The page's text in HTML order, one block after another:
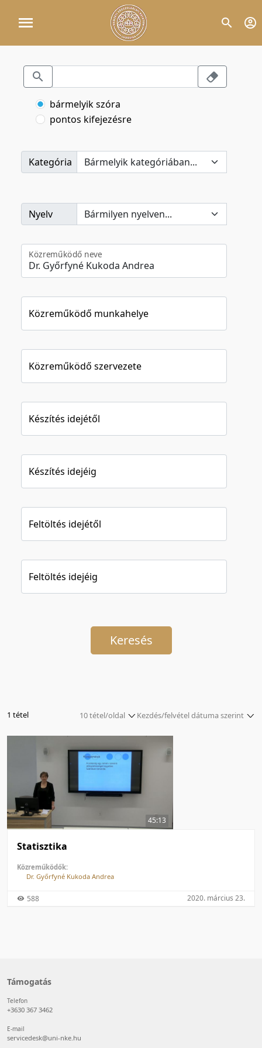
bármelyik szóra
pontos kifejezésre
Kategória
Nyelv
Közreműködő neve
Közreműködő munkahelye
Közreműködő szervezete
Készítés idejétől
Készítés idejéig
Feltöltés idejétől
Feltöltés idejéig
Keresés
Kezdés/felvétel dátuma szerint
Relevancia szerint
Kezdés/felvétel dátuma szerint
Feltöltés dátuma szerint
Feltöltés dátuma szerint
Utolsó módosítás szerint
1 tétel
10 tétel/oldal
5 tétel/oldal
10 tétel/oldal
20 tétel/oldal
50 tétel/oldal
100 tétel/oldal
45:13
Statisztika
Közreműködők:
Dr. Győrfyné Kukoda Andrea
588 2020. március 23.
Támogatás
Telefon
+3630 367 3462
E-mail
servicedesk@uni-nke.hu